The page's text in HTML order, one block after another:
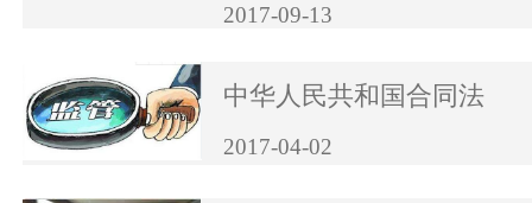
2017-09-13
中华人民共和国合同法
2017-04-02